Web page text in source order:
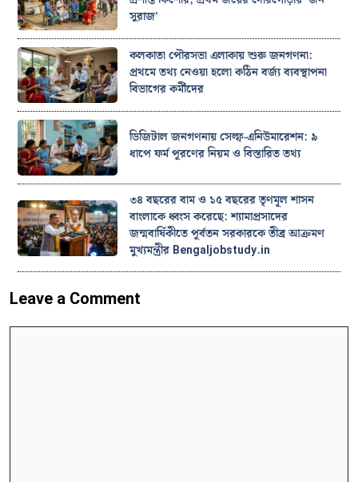
সুরাজ’
কলকাতা পৌরসভা এলাকায় শুরু জনগণনা:
প্রথমে তথ্য নেওয়া হলো কঠিন বর্জ্য ব্যবস্থাপনা
বিভাগের কর্মীদের
ডিজিটাল জনগণনায় সেল্ফ-এনিউমারেশন: ৯
ধাপে ফর্ম পূরণের নিয়ম ও বিস্তারিত তথ্য
৩৪ বছরের বাম ও ১৫ বছরের তৃণমূল শাসন
বাংলাকে ধ্বংস করেছে: শ্যামাপ্রসাদের
জন্মবার্ষিকীতে পূর্বতন সরকারকে তীব্র আক্রমণ
মুখ্যমন্ত্রীর Bengaljobstudy.in
Leave a Comment